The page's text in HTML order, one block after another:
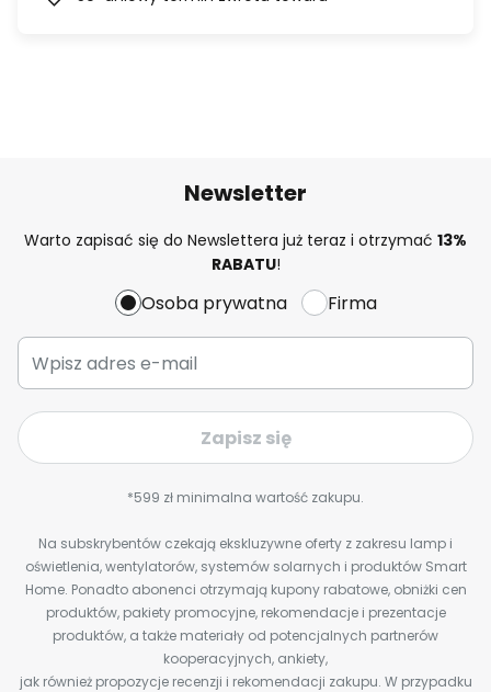
Newsletter
Warto zapisać się do Newslettera już teraz i otrzymać 13%
RABATU!
Osoba prywatna Firma
Zapisz się
*599 zł minimalna wartość zakupu.
Na subskrybentów czekają ekskluzywne oferty z zakresu lamp i
oświetlenia, wentylatorów, systemów solarnych i produktów Smart
Home. Ponadto abonenci otrzymają kupony rabatowe, obniżki cen
produktów, pakiety promocyjne, rekomendacje i prezentacje
produktów, a także materiały od potencjalnych partnerów
kooperacyjnych, ankiety,
jak również propozycje recenzji i rekomendacji zakupu. W przypadku